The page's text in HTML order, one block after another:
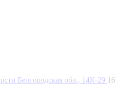
Белгородская обл., 14К-29 16